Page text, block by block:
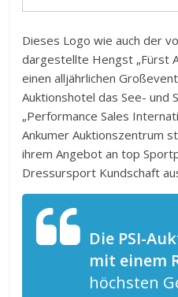
Dieses Logo wie auch der
dargestellte Hengst „Fürst
einen alljährlichen
Auktionshotel das See- und
„Performance Sales
Ankumer Auktionszentrum
ihrem Angebot an top
Dressursport Kundschaft
Die PSI-
mit einem
höchsten